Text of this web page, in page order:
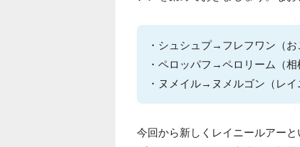
・シュシュプ→フレフワン（お
・ペロッパフ→ペロリーム（相
・ヌメイル→ヌメルゴン（レイ
今回から新しくレイニールアー